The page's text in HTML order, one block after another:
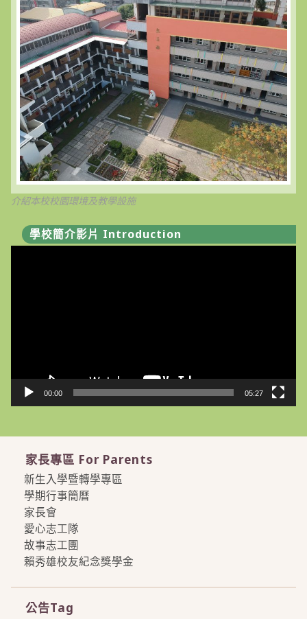
介紹本校校園環境及教學設施
學校簡介影片 Introduction
00:00 05:27
家長專區 For Parents
新生入學暨轉學專區
學期行事簡曆
家長會
愛心志工隊
故事志工團
賴秀雄校友紀念獎學金
公告Tag